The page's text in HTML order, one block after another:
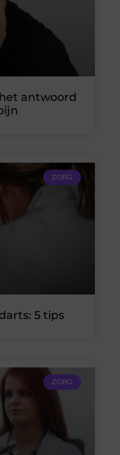
antwoord
ZORG
5 tips
ZORG